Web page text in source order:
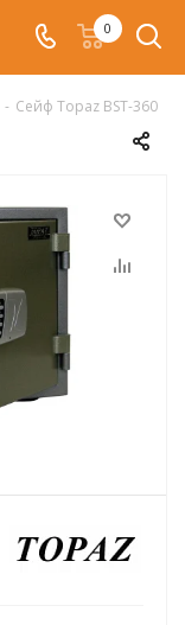
0
- Сейф Topaz BST-360